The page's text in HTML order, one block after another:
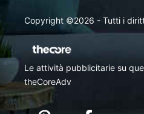
Copyright ©2026 - Tutti i
Le attività pubblicitarie su
theCoreAdv